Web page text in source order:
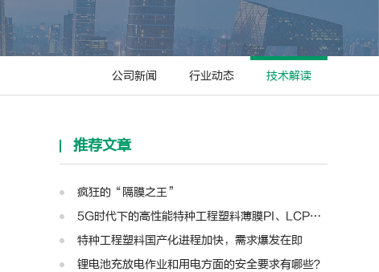
公司新闻 行业动态 技术解读
推荐文章
疯狂的“隔膜之王”
5G时代下的高性能特种工程塑料薄膜PI、LCP、PTFE、PPS、PEEK、PEN
特种工程塑料国产化进程加快，需求爆发在即
锂电池充放电作业和用电方面的安全要求有哪些？